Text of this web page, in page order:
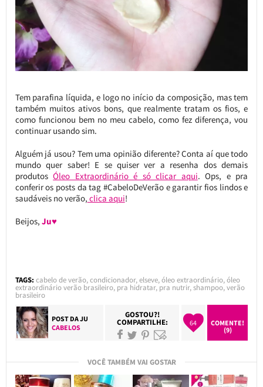
Tem parafina líquida, e logo no início da composição, mas tem
também muitos ativos bons, que realmente tratam os fios, e
como funcionou bem no meu cabelo, como fez diferença, vou
continuar usando sim.
Alguém já usou? Tem uma opinião diferente? Conta aí que todo
mundo quer saber! E se quiser ver a resenha dos demais
produtosÓleo Extraordinário é só clicar aqui. Ops, e pra
conferir os posts da tag #CabeloDeVerão e garantir fios lindos e
saudáveis no verão, clica aqui!
Beijos, Ju♥
TAGS: cabelo de verão,condicionador,elseve,óleo extraordinário,óleo
extraordinário verão brasileiro, pra hidratar, pra nutrir,shampoo,verão
brasileiro
POST DAJU
CABELOS
GOSTOU?!
COMPARTILHE: 64
COMENTE!
(9)
VOCÊ TAMBÉM VAI GOSTAR